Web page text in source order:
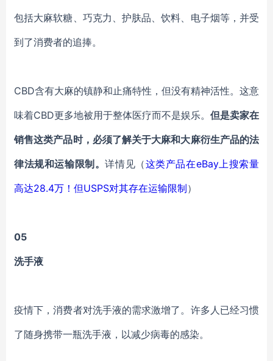
包括大麻软糖、巧克力、护肤品、饮料、电子烟等，并受
到了消费者的追捧。
CBD含有大麻的镇静和止痛特性，但没有精神活性。这意
味着CBD更多地被用于整体医疗而不是娱乐。 但是卖家在
销售这类产品时，必须了解关于大麻和大麻衍生产品的法
律法规和运输限制。详情见（这类产品在eBay上搜索量
高达28.4万！但USPS对其存在运输限制）
05
洗手液
疫情下，消费者对洗手液的需求激增了。许多人已经习惯
了随身携带一瓶洗手液，以减少病毒的感染。